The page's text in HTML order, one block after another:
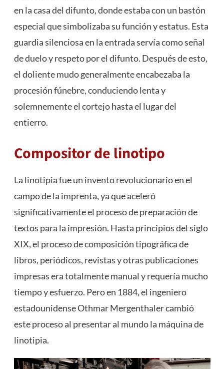
en la casa del difunto, donde estaba con un bastón
especial que simbolizaba su función y estatus. Esta
guardia silenciosa en la entrada servía como señal
de duelo y respeto por el difunto. Después de esto,
el doliente mudo generalmente encabezaba la
procesión fúnebre, conduciendo lenta y
solemnemente el cortejo hasta el lugar del
entierro.
Compositor de linotipo
La linotipia fue un inventorevolucionario en el
campo de la imprenta, ya que aceleró
significativamente el proceso de preparación de
textos para la impresión. Hasta principios del siglo
XIX, el proceso de composición tipográfica de
libros, periódicos, revistas y otras publicaciones
impresas era totalmente manual y requería mucho
tiempo y esfuerzo. Pero en 1884, el ingeniero
estadounidense Othmar Mergenthaler cambió
este proceso al presentar al mundo la máquina de
linotipia.